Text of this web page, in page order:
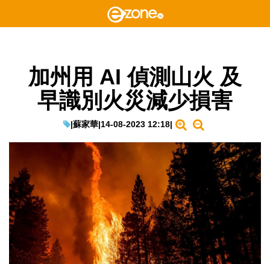
加州用 AI 偵測山火 及
早識別火災減少損害
|蘇家華|14-08-2023 12:18|